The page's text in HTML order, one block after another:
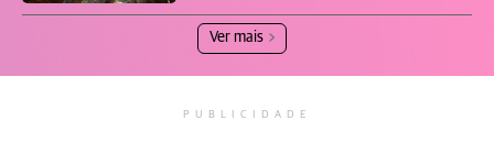
Ver mais
PUBLICIDADE